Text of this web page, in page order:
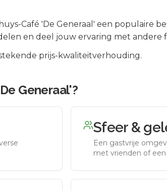
Café 'De Generaal' een populaire
en deel jouw ervaring met andere
prijs-kwaliteitverhouding.
Generaal'?
Sfeer &
Een gastvrije
met vrienden of